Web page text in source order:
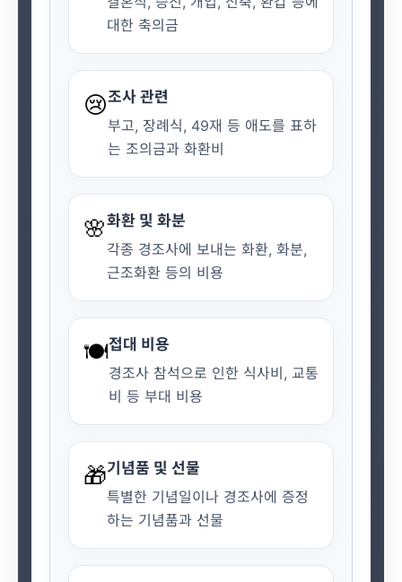
대한 축의금
😢조사 관련
부고, 장례식, 49재 등 애도를 표하
는 조의금과 화환비
🌸화환 및 화분
각종 경조사에 보내는 화환, 화분,
근조화환 등의 비용
🍽️접대 비용
경조사 참석으로 인한 식사비, 교통
비 등 부대 비용
🎁기념품 및 선물
특별한 기념일이나 경조사에 증정
하는 기념품과 선물